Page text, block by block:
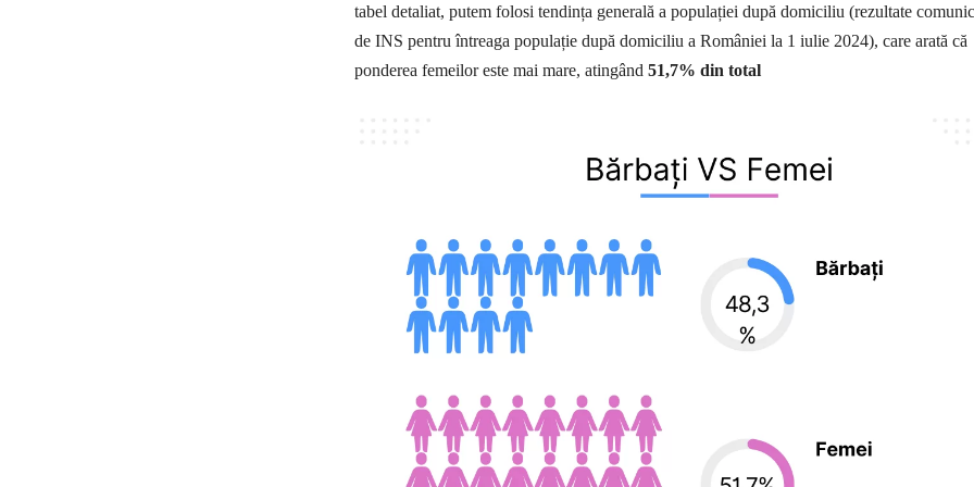
tabel detaliat, putem folosi tendința generală a populației după domiciliu (rezultate
de INS pentru întreaga populație după domiciliu a României la 1 iulie 2024), care arată că
ponderea femeilor este mai mare, atingând 51,7% din total